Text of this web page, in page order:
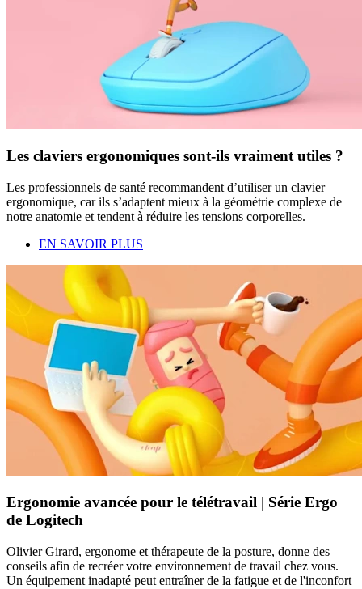
Les claviers ergonomiques sont-ils vraiment utiles ?
Les professionnels de santé recommandent d’utiliser un clavier
ergonomique, car ils s’adaptent mieux à la géométrie complexe de
notre anatomie et tendent à réduire les tensions corporelles.
EN SAVOIR PLUS
Ergonomie avancée pour le télétravail | Série Ergo
de Logitech
Olivier Girard, ergonome et thérapeute de la posture, donne des
conseils afin de recréer votre environnement de travail chez vous.
Un équipement inadapté peut entraîner de la fatigue et de l'inconfort